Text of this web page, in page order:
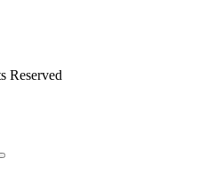
Reserved